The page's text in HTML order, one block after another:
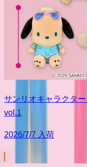
サンリオキャラクタ
vol.1
2026/7/7 入荷